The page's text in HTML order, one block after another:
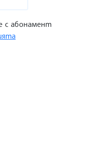
с абонамент